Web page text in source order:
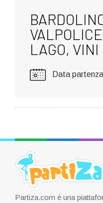
LAGO, VINI
Data
Partiza.com è una